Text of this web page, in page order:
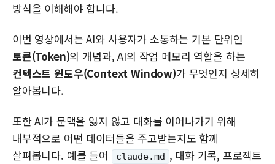
방식을 이해해야 합니다.
이번 영상에서는 AI와 사용자가 소통하는 기본 단위인
토큰(Token)의 개념과, AI의 작업 메모리 역할을 하는
컨텍스트 윈도우(Context Window)가 무엇인지 상세히
알아봅니다.
또한 AI가 문맥을 잃지 않고 대화를 이어나가기 위해
내부적으로 어떤 데이터들을 주고받는지도 함께
살펴봅니다. 예를 들어
claude.md , 대화 기록, 프로젝트